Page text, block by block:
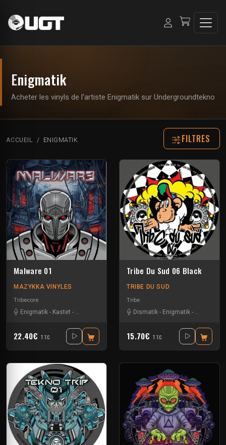
Enigmatik
Acheter les vinyls de l'artiste Enigmatik sur Undergroundtekno
ACCUEIL ENIGMATIK FILTRES
Malware 01
MAZYKKA VINYLES
Tribecore
Enigmatik - Kastet - The Guard
22.40€ TTC
Tribe Du Sud 06 Black
TRIBE DU SUD
Tribe
Dismatik - Enigmatik - Tournevis
15.70€ TTC